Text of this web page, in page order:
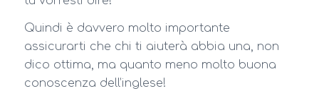
Quindi è davvero molto importante
assicurarti che chi ti aiuterà abbia una, non
dico ottima, ma quanto meno molto buona
conoscenza dell’inglese!